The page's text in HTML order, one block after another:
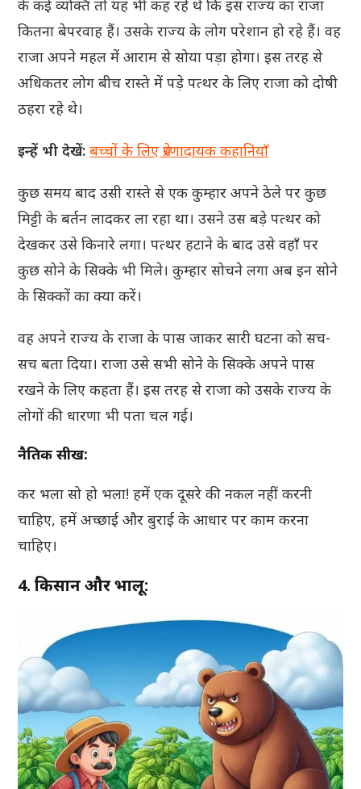
के कई व्यक्ति तो यह भी कह रहे थे कि इस राज्य का राजा
कितना बेपरवाह हैं। उसके राज्य के लोग परेशान हो रहे हैं। वह
राजा अपने महल में आराम से सोया पड़ा होगा। इस तरह से
अधिकतर लोग बीच रास्ते में पड़े पत्थर के लिए राजा को दोषी
ठहरा रहे थे।
इन्हें भी देखें: बच्चों के लिए प्रेरणादायक कहानियाँ
कुछ समय बाद उसी रास्ते से एक कुम्हार अपने ठेले पर कुछ
मिट्टी के बर्तन लादकर ला रहा था। उसने उस बड़े पत्थर को
देखकर उसे किनारे लगा। पत्थर हटाने के बाद उसे वहाँ पर
कुछ सोने के सिक्के भी मिले। कुम्हार सोचने लगा अब इन सोने
के सिक्कों का क्या करें।
वह अपने राज्य के राजा के पास जाकर सारी घटना को सच-
सच बता दिया। राजा उसे सभी सोने के सिक्के अपने पास
रखने के लिए कहता हैं। इस तरह से राजा को उसके राज्य के
लोगों की धारणा भी पता चल गई।
नैतिक सीख:
कर भला सो हो भला! हमें एक दूसरे की नकल नहीं करनी
चाहिए, हमें अच्छाई और बुराई के आधार पर काम करना
चाहिए।
4. किसान और भालू: